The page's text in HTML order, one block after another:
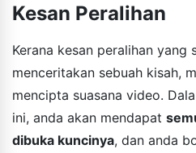
Kesan Peralihan
Kerana kesan peralihan yang
menceritakan sebuah kisah,
mencipta suasana video.
ini, anda akan mendapat
dibuka kuncinya, dan anda